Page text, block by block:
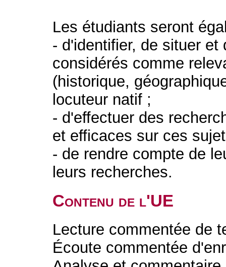
Les étudiants seront
- d'identifier, de situer
considérés comme
(historique,
locuteur natif ;
- d'effectuer des
et efficaces sur ces
- de rendre compte de
leurs recherches.
Contenu de l'UE
Lecture commentée de
Écoute commentée